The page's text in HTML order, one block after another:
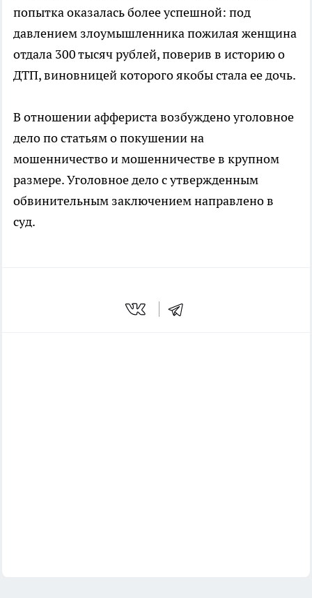
попытка оказалась более успешной: под
давлением злоумышленника пожилая женщина
отдала 300 тысяч рублей, поверив в историю о
ДТП, виновницей которого якобы стала ее дочь.
В отношении аффериста возбуждено уголовное
дело по статьям о покушении на
мошенничество и мошенничестве в крупном
размере. Уголовное дело с утвержденным
обвинительным заключением направлено в
суд.